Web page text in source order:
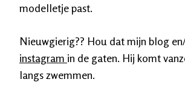
modelletje past.
Nieuwgierig?? Hou dat mijn blog
instagram in de gaten. Hij komt
langs zwemmen.